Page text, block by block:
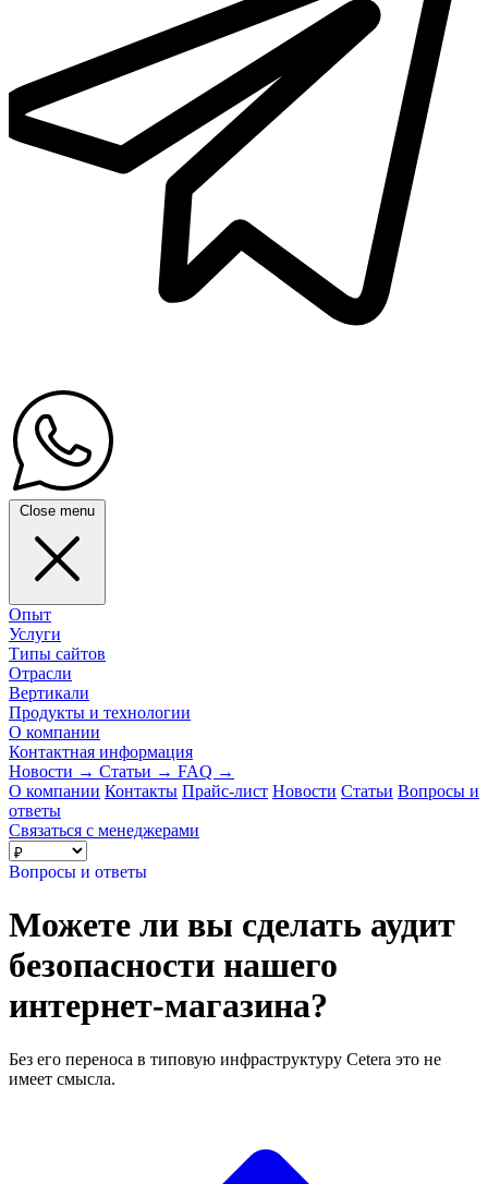
Close menu
Опыт
Услуги
Типы сайтов
Отрасли
Вертикали
Продукты и технологии
О компании
Контактная информация
Новости → Статьи → FAQ →
О компании Контакты Прайс-лист Новости Статьи Вопросы и
ответы
Связаться с менеджерами
Вопросы и ответы
Можете ли вы сделать аудит
безопасности нашего
интернет-магазина?
Без его переноса в типовую инфраструктуру Cetera это не
имеет смысла.